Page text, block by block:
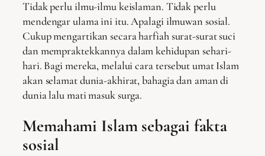
Tidak perlu ilmu-ilmu keislaman. Tidak perlu
mendengar ulama ini itu. Apalagi ilmuwan sosial.
Cukup mengartikan secara harfiah surat-surat suci
dan mempraktekkannya dalam kehidupan sehari-
hari. Bagi mereka, melalui cara tersebut umat Islam
akan selamat dunia-akhirat, bahagia dan aman di
dunia lalu mati masuk surga.
Memahami Islam sebagai fakta
sosial